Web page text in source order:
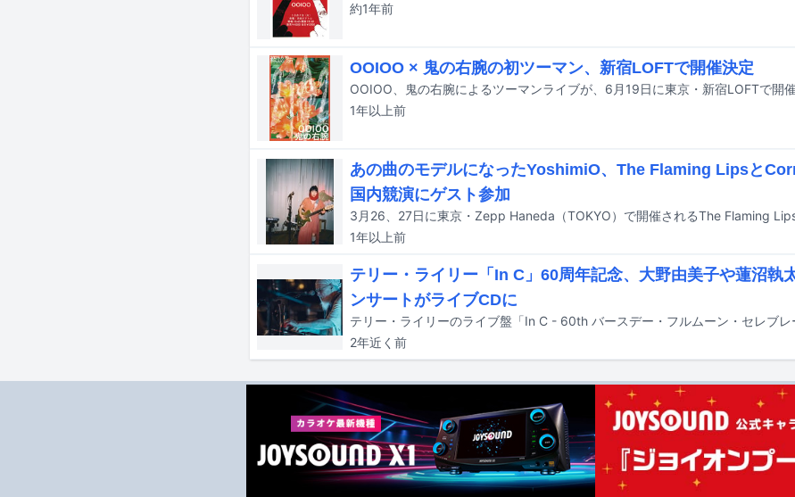
約1年前
OOIOO × 鬼の右腕の初ツーマン、新宿LOFTで開催決定
OOIOO、鬼の右腕によるツーマンライブが、6月19日に東京・新宿LOFTで開
1年以上前
あの曲のモデルになったYoshimiO、The Flaming Lipsと
国内競演にゲスト参加
1年以上前
テリー・ライリー「In C」60周年記念、大野由美子や蓮沼執
ンサートがライブCDに
2年近く 前